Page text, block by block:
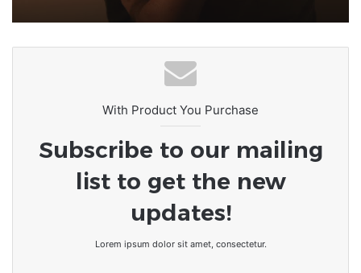
With Product You Purchase
Subscribe to our mailing
list to get the new
updates!
Lorem ipsum dolor sit amet, consectetur.